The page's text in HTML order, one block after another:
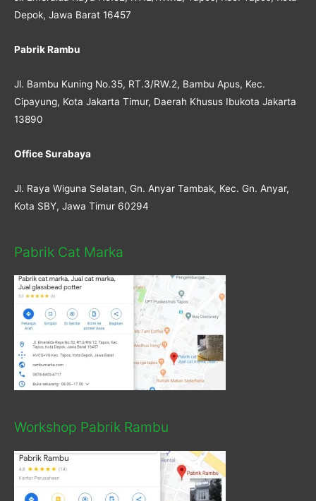
Depok, Jawa Barat 16457
Pabrik Rambu
Jl. Bambu Kuning No.35, RT.3/RW.2, Bambu Apus, Kec.
Cipayung, Kota Jakarta Timur, Daerah Khusus Ibukota Jakarta
13890
Office Surabaya
Jl. Raya Wiguna Selatan, Gn. Anyar Tambak, Kec. Gn. Anyar,
Kota SBY, Jawa Timur 60294
Pabrik Cat Marka
Workshop Pabrik Rambu